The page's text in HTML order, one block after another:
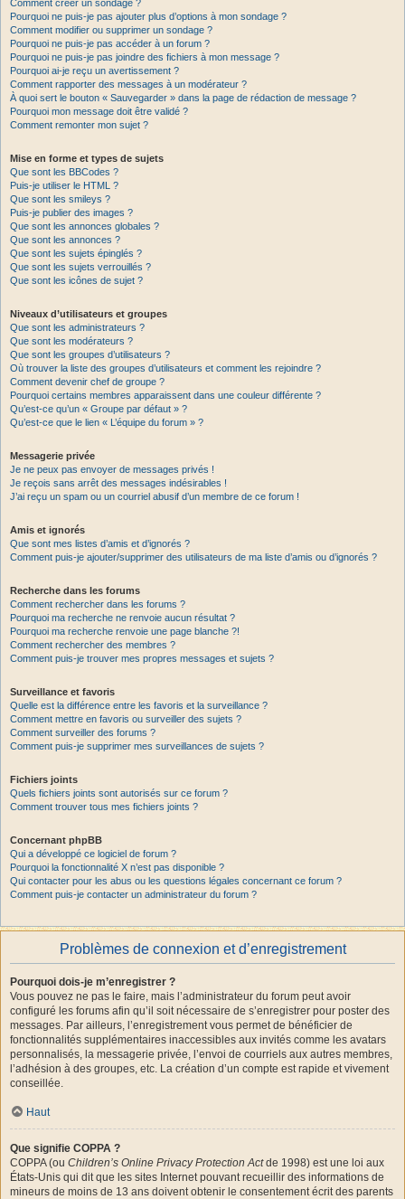
Comment créer un sondage ?
Pourquoi ne puis-je pas ajouter plus d’options à mon sondage ?
Comment modifier ou supprimer un sondage ?
Pourquoi ne puis-je pas accéder à un forum ?
Pourquoi ne puis-je pas joindre des fichiers à mon message ?
Pourquoi ai-je reçu un avertissement ?
Comment rapporter des messages à un modérateur ?
À quoi sert le bouton « Sauvegarder » dans la page de rédaction de message ?
Pourquoi mon message doit être validé ?
Comment remonter mon sujet ?
Mise en forme et types de sujets
Que sont les BBCodes ?
Puis-je utiliser le HTML ?
Que sont les smileys ?
Puis-je publier des images ?
Que sont les annonces globales ?
Que sont les annonces ?
Que sont les sujets épinglés ?
Que sont les sujets verrouillés ?
Que sont les icônes de sujet ?
Niveaux d’utilisateurs et groupes
Que sont les administrateurs ?
Que sont les modérateurs ?
Que sont les groupes d’utilisateurs ?
Où trouver la liste des groupes d’utilisateurs et comment les rejoindre ?
Comment devenir chef de groupe ?
Pourquoi certains membres apparaissent dans une couleur différente ?
Qu’est-ce qu’un « Groupe par défaut » ?
Qu’est-ce que le lien « L’équipe du forum » ?
Messagerie privée
Je ne peux pas envoyer de messages privés !
Je reçois sans arrêt des messages indésirables !
J’ai reçu un spam ou un courriel abusif d’un membre de ce forum !
Amis et ignorés
Que sont mes listes d’amis et d’ignorés ?
Comment puis-je ajouter/supprimer des utilisateurs de ma liste d’amis ou d’ignorés ?
Recherche dans les forums
Comment rechercher dans les forums ?
Pourquoi ma recherche ne renvoie aucun résultat ?
Pourquoi ma recherche renvoie une page blanche ?!
Comment rechercher des membres ?
Comment puis-je trouver mes propres messages et sujets ?
Surveillance et favoris
Quelle est la différence entre les favoris et la surveillance ?
Comment mettre en favoris ou surveiller des sujets ?
Comment surveiller des forums ?
Comment puis-je supprimer mes surveillances de sujets ?
Fichiers joints
Quels fichiers joints sont autorisés sur ce forum ?
Comment trouver tous mes fichiers joints ?
Concernant phpBB
Qui a développé ce logiciel de forum ?
Pourquoi la fonctionnalité X n’est pas disponible ?
Qui contacter pour les abus ou les questions légales concernant ce forum ?
Comment puis-je contacter un administrateur du forum ?
Problèmes de connexion et d’enregistrement
Pourquoi dois-je m’enregistrer ?
Vous pouvez ne pas le faire, mais l’administrateur du forum peut avoir
configuré les forums afin qu’il soit nécessaire de s’enregistrer pour poster des
messages. Par ailleurs, l’enregistrement vous permet de bénéficier de
fonctionnalités supplémentaires inaccessibles aux invités comme les avatars
personnalisés, la messagerie privée, l’envoi de courriels aux autres membres,
l’adhésion à des groupes, etc. La création d’un compte est rapide et vivement
conseillée.
Haut
Que signifie COPPA ?
COPPA (ou Children’s Online Privacy Protection Actde 1998) est une loi aux
États-Unis qui dit que les sites Internet pouvant recueillir des informations de
mineurs de moins de 13 ans doivent obtenir le consentement écrit des parents